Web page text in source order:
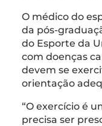
O médico do
da pós-
do Esporte da
com doenças
devem se
orientação
“O exercício é
precisa ser